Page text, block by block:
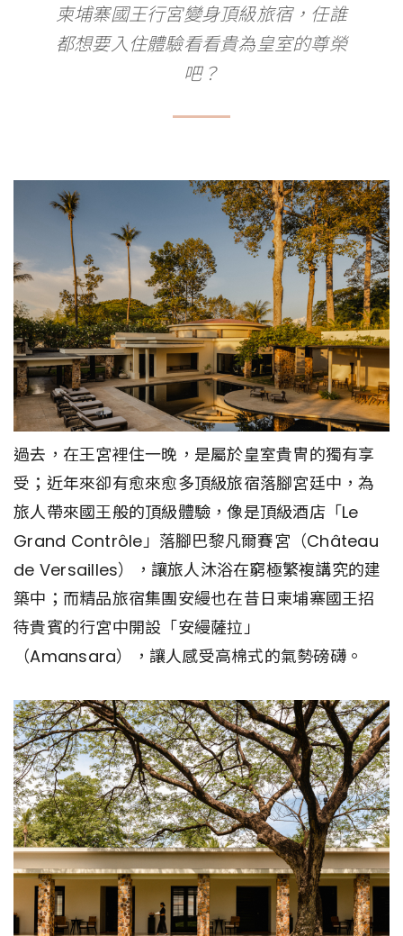
柬埔寨國王行宮變身頂級旅宿，任誰
都想要入住體驗看看貴為皇室的尊榮
吧？
過去，在王宮裡住一晚，是屬於皇室貴冑的獨有享
受；近年來卻有愈來愈多頂級旅宿落腳宮廷中，為
旅人帶來國王般的頂級體驗，像是頂級酒店「Le
Grand Contrôle」落腳巴黎凡爾賽宮（Château
de Versailles），讓旅人沐浴在窮極繁複講究的建
築中；而精品旅宿集團安縵也在昔日柬埔寨國王招
待貴賓的行宮中開設「安縵薩拉」
（Amansara），讓人感受高棉式的氣勢磅礴。